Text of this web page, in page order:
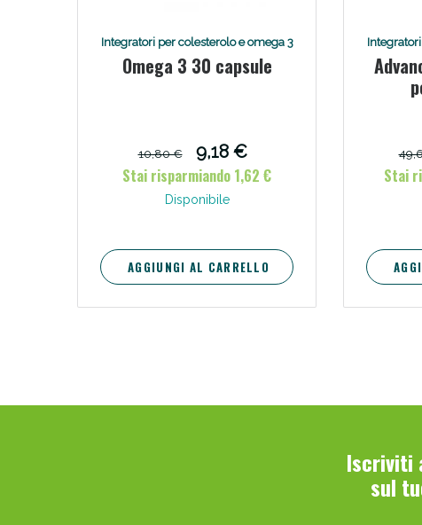
Integratori per colesterolo e omega 3
Omega 3 30 capsule
10,80 €
9,18 €
Stai risparmiando 1,62 €
Disponibile
AGGIUNGI AL CARRELLO
Stai
Iscriviti
sul